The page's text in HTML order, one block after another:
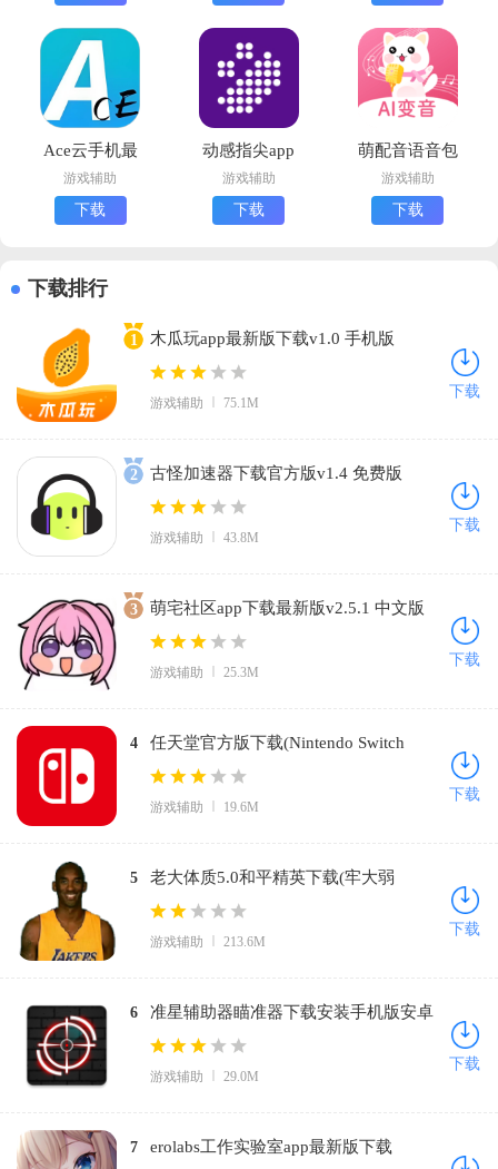
Ace云手机最
新版下载
游戏辅助
下载
动感指尖app
最新版下载
游戏辅助
下载
萌配音语音包
安卓版下载
游戏辅助
下载
下载排行
1 木瓜玩app最新版下载v1.0 手机版
游戏辅助 75.1M
下载
2 古怪加速器下载官方版v1.4 免费版
游戏辅助 43.8M
下载
3 萌宅社区app下载最新版v2.5.1 中文版
游戏辅助 25.3M
下载
4
任天堂官方版下载(Nintendo Switch
App)v3.2.0 中文版
游戏辅助 19.6M
下载
5
老大体质5.0和平精英下载(牢大弱
网)v5.0 官方正版
游戏辅助 213.6M
下载
6
准星辅助器瞄准器下载安装手机版安卓
版最新版(ClevrSyno Pro)v23.1 免费版
游戏辅助 29.0M
下载
7
erolabs工作实验室app最新版下载